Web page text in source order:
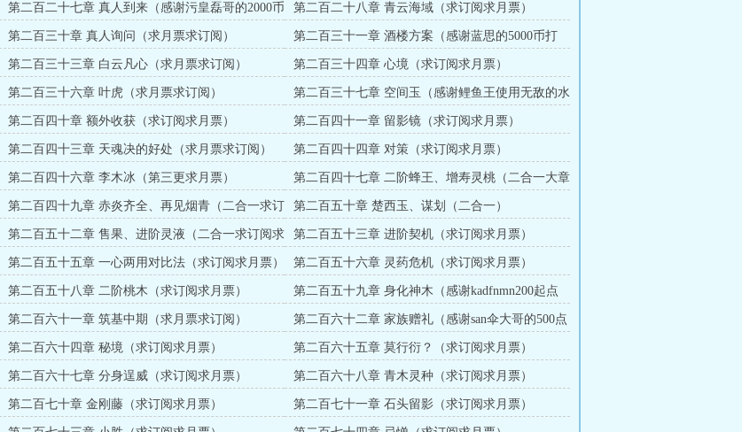
第二百二十七章 真人到来（感谢污皇磊哥的2000币
打赏））
第二百二十八章 青云海域（求订阅求月票）
第二百三十章 真人询问（求月票求订阅）
第二百三十一章 酒楼方案（感谢蓝思的5000币打
赏）
第二百三十三章 白云凡心（求月票求订阅） 第二百三十四章 心境（求订阅求月票）
第二百三十六章 叶虎（求月票求订阅）
第二百三十七章 空间玉（感谢鲤鱼王使用无敌的水
溅跃500起点币）
第二百四十章 额外收获（求订阅求月票） 第二百四十一章 留影镜（求订阅求月票）
第二百四十三章 天魂决的好处（求月票求订阅） 第二百四十四章 对策（求订阅求月票）
第二百四十六章 李木冰（第三更求月票）
第二百四十七章 二阶蜂王、增寿灵桃（二合一大章
求月票）
第二百四十九章 赤炎齐全、再见烟青（二合一求订
阅月票）
第二百五十章 楚西玉、谋划（二合一）
第二百五十二章 售果、进阶灵液（二合一求订阅求
月票）
第二百五十三章 进阶契机（求订阅求月票）
第二百五十五章 一心两用对比法（求订阅求月票） 第二百五十六章 灵药危机（求订阅求月票）
第二百五十八章 二阶桃木（求订阅求月票）
第二百五十九章 身化神木（感谢kadfnmn200起点
币打赏）
第二百六十一章 筑基中期（求月票求订阅）
第二百六十二章 家族赠礼（感谢san伞大哥的500点
币打赏）
第二百六十四章 秘境（求订阅求月票） 第二百六十五章 莫行衍？（求订阅求月票）
第二百六十七章 分身逞威（求订阅求月票） 第二百六十八章 青木灵种（求订阅求月票）
第二百七十章 金刚藤（求订阅求月票） 第二百七十一章 石头留影（求订阅求月票）